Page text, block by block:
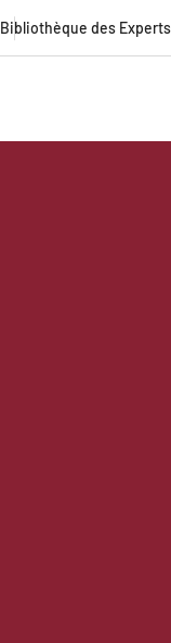
Bibliothèque des Experts